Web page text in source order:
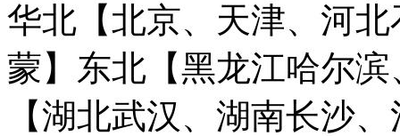
华北【北京、天津、河
蒙】 东北【黑龙江哈尔
【湖北武汉、湖南长沙